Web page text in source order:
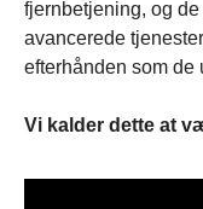
fjernbetjening, og
avancerede
efterhånden som de
Vi kalder dette at